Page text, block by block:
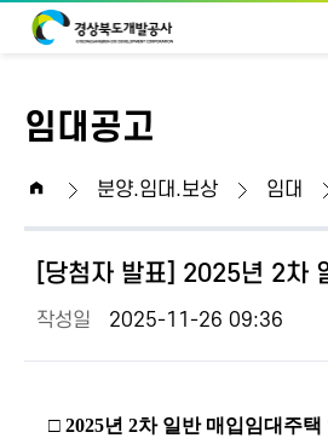
임대공고
home 분양.임대.보상 임대
[당첨자 발표] 2025년 2차
작성일 2025-11-26 09:36
□ 2025년 2차 일반매입임대주택